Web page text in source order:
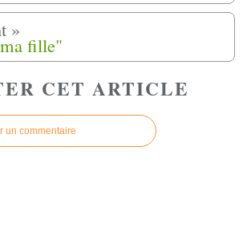
fille"
CET ARTICLE
un commentaire